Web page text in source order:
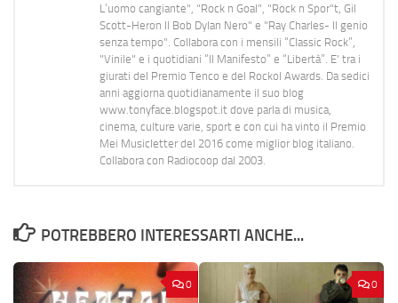
L’uomo cangiante", "Rock n Goal", "Rock n Spor"t, Gil
Scott-Heron Il Bob Dylan Nero" e "Ray Charles- Il genio
senza tempo". Collabora con i mensili “Classic Rock”,
"Vinile" e i quotidiani “Il Manifesto” e “Libertà”. E' tra i
giurati del Premio Tenco e del Rockol Awards. Da sedici
anni aggiorna quotidianamente il suo blog
www.tonyface.blogspot.it dove parla di musica,
cinema, culture varie, sport e con cui ha vinto il Premio
Mei Musicletter del 2016 come miglior blog italiano.
Collabora con Radiocoop dal 2003.
POTREBBERO INTERESSARTI ANCHE...
0 0